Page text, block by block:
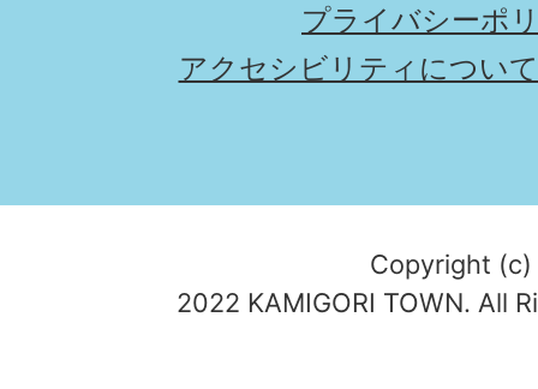
プライバシーポ
アクセシビリティについて
Copyright (c)
2022 KAMIGORI TOWN. All